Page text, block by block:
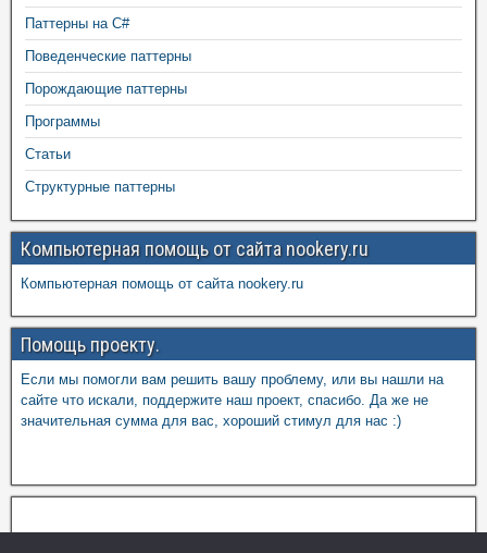
Паттерны на C#
Поведенческие паттерны
Порождающие паттерны
Программы
Статьи
Структурные паттерны
Компьютерная помощь от сайта nookery.ru
Компьютерная помощь от сайта nookery.ru
Помощь проекту.
Если мы помогли вам решить вашу проблему, или вы нашли на
сайте что искали, поддержите наш проект, спасибо. Да же не
значительная сумма для вас, хороший стимул для нас :)